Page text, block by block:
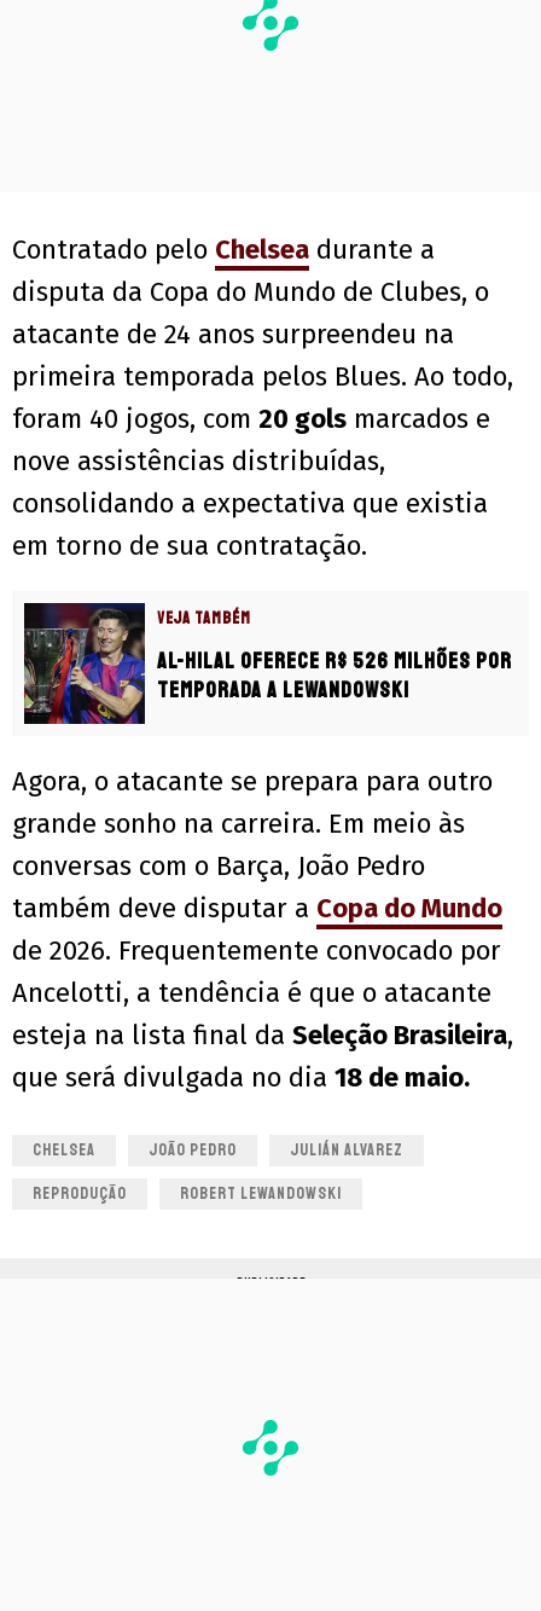
Contratado pelo Chelsea durante a
disputa da Copa do Mundo de Clubes, o
atacante de 24 anos surpreendeu na
primeira temporada pelos Blues. Ao todo,
foram 40 jogos, com 20 gols marcados e
nove assistências distribuídas,
consolidando a expectativa que existia
em torno de sua contratação.
VEJA TAMBÉM
Al-Hilal oferece R$ 526 milhões por
temporada a Lewandowski
Agora, o atacante se prepara para outro
grande sonho na carreira. Em meio às
conversas com o Barça, João Pedro
também deve disputar a Copa do Mundo
de 2026. Frequentemente convocado por
Ancelotti, a tendência é que o atacante
esteja na lista final da Seleção Brasileira,
que será divulgada no dia 18 de maio.
CHELSEA JOÃO PEDRO JULIÁN ALVAREZ
REPRODUÇÃO ROBERT LEWANDOWSKI
PUBLICIDADE